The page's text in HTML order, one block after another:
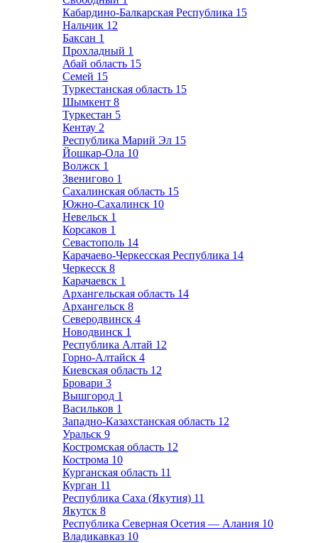
Кабардино-Балкарская Республика 15
Нальчик 12
Баксан 1
Прохладный 1
Абай область 15
Семей 15
Туркестанская область 15
Шымкент 8
Туркестан 5
Кентау 2
Республика Марий Эл 15
Йошкар-Ола 10
Волжск 1
Звенигово 1
Сахалинская область 15
Южно-Сахалинск 10
Невельск 1
Корсаков 1
Севастополь 14
Карачаево-Черкесская Республика 14
Черкесск 8
Карачаевск 1
Архангельская область 14
Архангельск 8
Северодвинск 4
Новодвинск 1
Республика Алтай 12
Горно-Алтайск 4
Киевская область 12
Бровари 3
Вышгород 1
Васильков 1
Западно-Казахстанская область 12
Уральск 9
Костромская область 12
Кострома 10
Курганская область 11
Курган 11
Республика Саха (Якутия) 11
Якутск 8
Республика Северная Осетия — Алания 10
Владикавказ 10